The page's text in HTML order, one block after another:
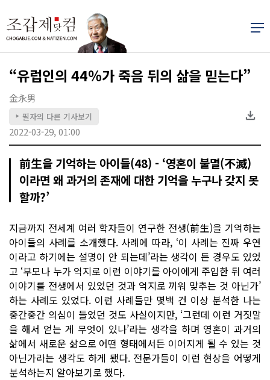
“유럽인의 44％가 죽음 뒤의 삶을 믿는다”
金永男
▶ 필자의 다른 기사보기
2022-03-29, 01:00
前生을 기억하는 아이들(48) - ‘영혼이 불멸(不滅)
이라면 왜 과거의 존재에 대한 기억을 누구나 갖지 못
할까?’
지금까지 전세계 여러 학자들이 연구한 전생(前生)을 기억하는
아이들의 사례를 소개했다. 사례에 따라, ‘이 사례는 진짜 우연
이라고 하기에는 설명이 안 되는데’라는 생각이 든 경우도 있었
고 ‘부모나 누가 억지로 이런 이야기를 아이에게 주입한 뒤 여러
이야기를 전생에서 있었던 것과 억지로 끼워 맞추는 것 아닌가’
하는 사례도 있었다. 이런 사례들만 몇백 건 이상 분석한 나는
중간중간 의심이 들었던 것도 사실이지만, ‘그런데 이런 거짓말
을 해서 얻는 게 무엇이 있나’라는 생각을 하며 영혼이 과거의
삶에서 새로운 삶으로 어떤 형태에서든 이어지게 될 수 있는 것
아닌가라는 생각도 하게 됐다. 전문가들이 이런 현상을 어떻게
분석하는지 알아보기로 했다.